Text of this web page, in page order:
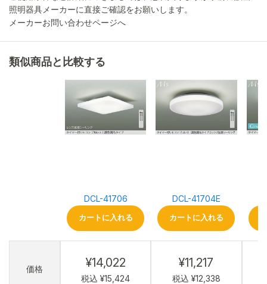
照明器具メーカーに直接ご確認をお願いします。
メーカーお問い合わせページへ
類似商品と比較する
価格
DCL-41706
カートに入れる
¥14,022
税込 ¥15,424
DCL-41704E
カートに入れる
¥11,217
税込 ¥12,338